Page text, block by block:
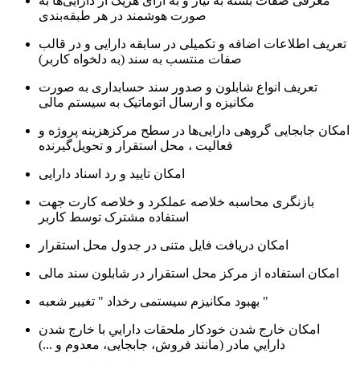
صورت هوشمند در هر طبقه‌بندی
تعریف اطلاعات اضافه و تکمیلی در سابقه دارایی و در قالب
صفات منتسب به سند (به دلخواه کاربر)
تعریف انواع شابلون و صدور سند حسابداری به صورت
مکانیزه و ارسال اتوماتیک به سیستم مالی
امكان جابجايی گروهی دارایی‌ها در سطح مرکزهزینه پروژه و
فعاليت ، محل استقرار و تحویل‌گیرنده
امكان تاييد و رد اسناد دارايی
بازنگری محاسبه خلاصه عملكرد و خلاصه كارت جهت
استفاده مشترک توسط كاربر
امكان استفاده از مركز محل استقرار در شابلون سند مالی
بهبود مکانیزم سیستمی رخداد " تغییر شعبه "
امكان خارج شدن خودکار ملحقات دارايي با خارج شدن
دارايي مادر (مانند فروش، جابجایی، معدوم و ...)